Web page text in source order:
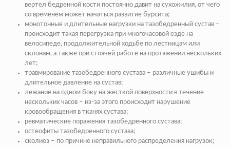
вертел бедренной кости постоянно давит на сухожилия, от чего
со временем может начаться развитие бурсита;
монотонные и длительные нагрузки на тазобедренный сустав –
происходит такая перегрузка при многочасовой езде на
велосипеде, продолжительной ходьбе по лестницам или
склонам, а также при стоячей работе на протяжении нескольких
лет;
травмирование тазобедренного сустава – различные ушибы и
длительное давление на сустав;
лежание на одном боку на жесткой поверхности в течение
нескольких часов – из-за этого происходит нарушение
кровообращения в тканях сустава;
ревматические поражения тазобедренного сустава;
остеофиты тазобедренного сустава;
сколиоз – по причине неправильного распределения нагрузок;